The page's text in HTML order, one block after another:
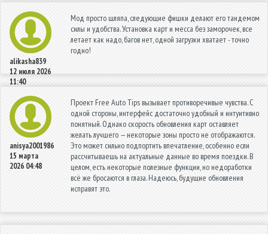
alikasha839
12 июля 2026
11:40
Мод просто шляпа, следующие фишки делают его тандемом
силы и удобства. Установка карт и месса без заморочек, все
летает как надо, багов нет, одной загрузки хватает - точно
годно!
anisya2001986
15 марта
2026 04:48
Проект Free Auto Tips вызывает противоречивые чувства. С
одной стороны, интерфейс достаточно удобный и интуитивно
понятный. Однако скорость обновления карт оставляет
желать лучшего — некоторые зоны просто не отображаются.
Это может сильно подпортить впечатление, особенно если
рассчитываешь на актуальные данные во время поездки. В
целом, есть некоторые полезные функции, но недоработки
всё же бросаются в глаза. Надеюсь, будущие обновления
исправят это.